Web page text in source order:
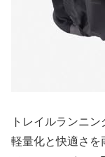
トレイルランニ
軽量化と快適さを